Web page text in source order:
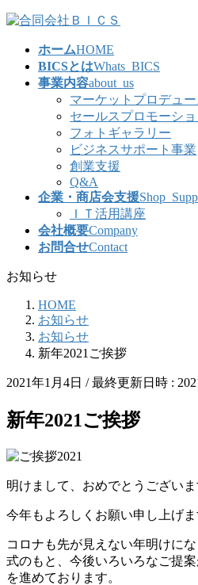
コ
ナ
ホームHOME
BICSとはWhats_BICS
事業内容about_us
マーケットプロデュ
セールスプロモーシ
フォトギャラリー
ビジネスサポート事業
創業支援
Q&A
企業・商店会支援
ＩＴ活用講座
会社概要Company
お問合せContact
お知らせ
HOME
お知らせ
お知らせ
新年2021ご挨拶
2021年1月4日 / 最終更新日時 :
新年2021ご挨拶
明けまして、おめでとうございま
今年もよろしくお願い申し上げま
コロナも先が見えない年明けに
式のもと、今後いろいろなご提
を進めております。